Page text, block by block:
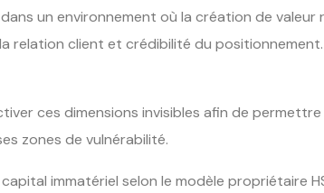
un environnement où la création de
relation client et crédibilité du
ces dimensions invisibles afin de
zones de vulnérabilité.
immatériel selon le modèle propriétaire